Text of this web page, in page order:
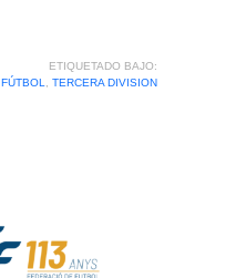
ETIQUETADO BAJO:
FÚTBOL, TERCERA DIVISION